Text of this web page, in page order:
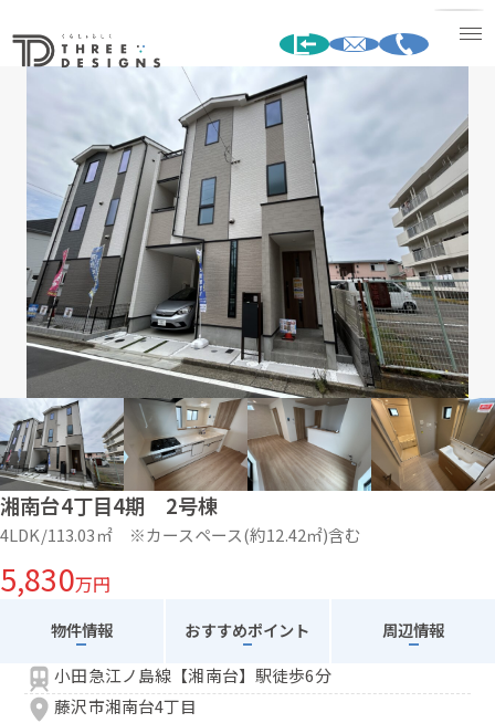
湘南台4丁目4期 2号棟
4LDK/113.03㎡ ※カースペース(約12.42㎡)含む
5,830万円
物件情報 おすすめポイント
周辺情報
小田急江ノ島線【湘南台】駅徒歩6分
藤沢市湘南台4丁目